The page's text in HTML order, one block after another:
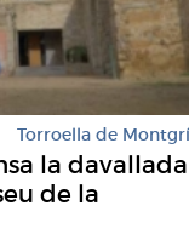
Torroella de Montgrí
la davallada
de la